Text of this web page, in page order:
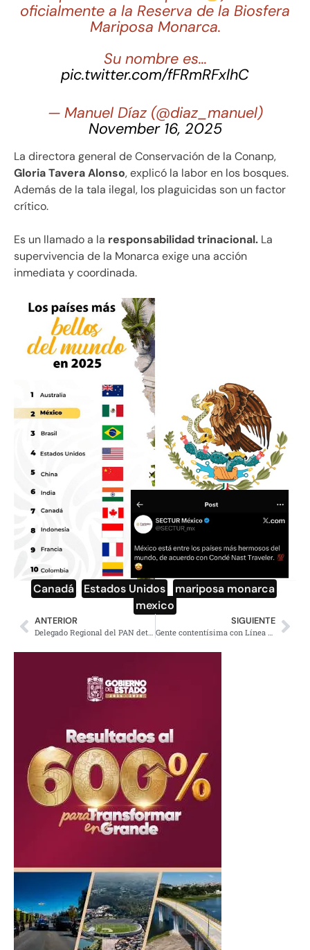
oficialmente a la Reserva de la Biosfera
Mariposa Monarca.
Su nombre es…
pic.twitter.com/fFRmRFxlhC
— Manuel Díaz (@diaz_manuel)
November 16, 2025
La directora general de Conservación de la Conanp,
Gloria Tavera Alonso, explicó la labor en los bosques.
Además de la tala ilegal, los plaguicidas son un factor
crítico.
Es un llamado a la responsabilidad trinacional. La
supervivencia de la Monarca exige una acción
inmediata y coordinada.
Canadá Estados Unidos mariposa monarca
mexico
ANTERIOR
Delegado Regional del PAN detenido en la marcha «Gen Z»
SIGUIENTE
Gente contentísima con Línea K del Tren Interoceánico: Sheinbaum